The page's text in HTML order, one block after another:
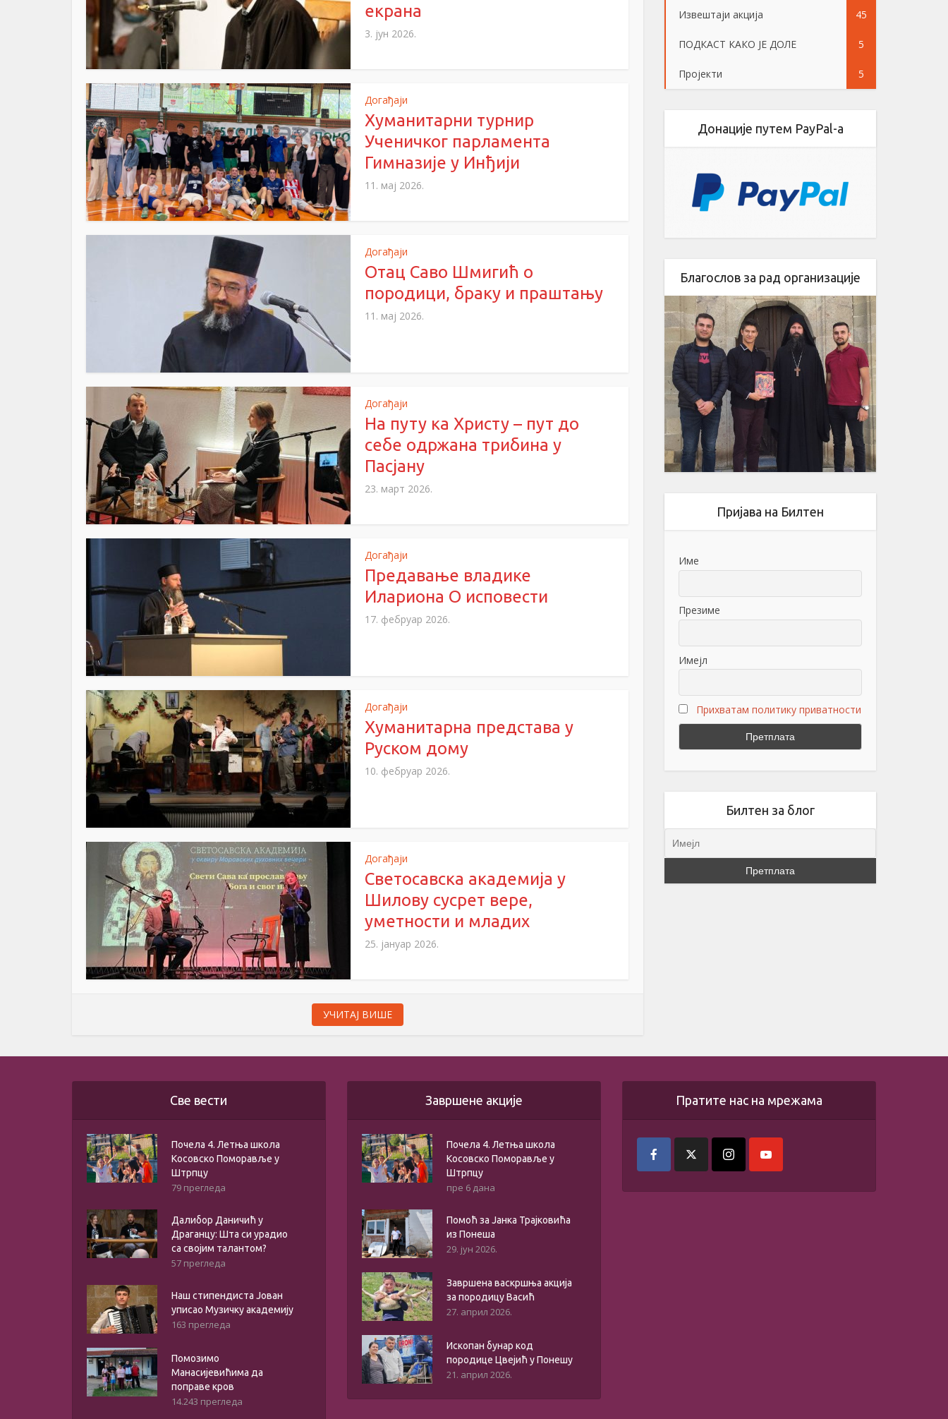
екрана
3. јун 2026.
Догађаји
Хуманитарни турнир
Ученичког парламента
Гимназије у Инђији
11. мај 2026.
Догађаји
Отац Саво Шмигић о
породици, браку и праштању
11. мај 2026.
Догађаји
На путу ка Христу – пут до
себе одржана трибина у
Пасјану
23. март 2026.
Догађаји
Предавање владике
Илариона О исповести
17. фебруар 2026.
Догађаји
Хуманитарна представа у
Руском дому
10. фебруар 2026.
Догађаји
Светосавска академија у
Шилову сусрет вере,
уметности и младих
25. јануар 2026.
УЧИТАЈ ВИШЕ
Извештаји акција 45
ПОДКАСТ КАКО ЈЕ ДОЛЕ 5
Пројекти 5
Донације путем PayPal-a
Благослов за рад организације
Пријава на Билтен
Име
Презиме
Имејл
Прихватам политику приватности
Билтен за блог
Све вести
Почела 4. Летња школа
Косовско Поморавље у
Штрпцу
79 прегледа
Далибор Даничић у
Драганцу: Шта си урадио
са својим талантом?
57 прегледа
Наш стипендиста Јован
уписао Музичку академију
163 прегледа
Помозимо
Манасијевићима да
поправе кров
14.243 прегледа
Завршене акције
Почела 4. Летња школа
Косовско Поморавље у
Штрпцу
пре 6 дана
Помоћ за Јанка Трајковића
из Понеша
29. јун 2026.
Завршена васкршња акција
за породицу Васић
27. април 2026.
Ископан бунар код
породице Цвејић у Понешу
21. април 2026.
Пратите нас на мрежама